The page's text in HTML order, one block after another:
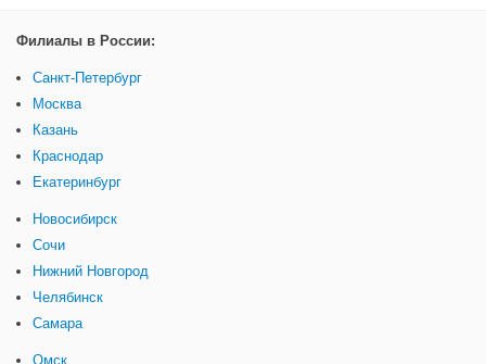
Филиалы в России:
Санкт-Петербург
Москва
Казань
Краснодар
Екатеринбург
Новосибирск
Сочи
Нижний Новгород
Челябинск
Самара
Омск